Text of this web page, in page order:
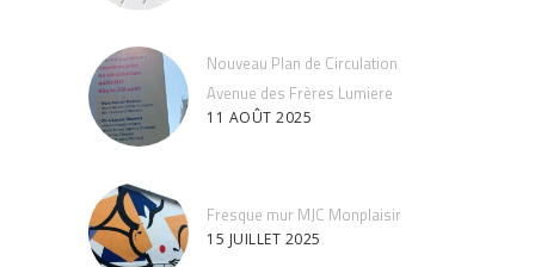
Nouveau Plan de Circulation
Avenue des Frères Lumiere
11 AOÛT 2025
Fresque mur MJC Monplaisir
15 JUILLET 2025